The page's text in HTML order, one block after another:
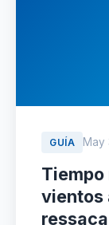
GUÍA May
vientos
ressaca